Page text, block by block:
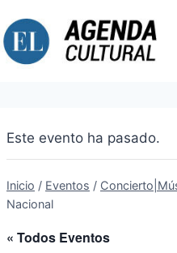
al
contenido
Este evento ha pasado.
Inicio / Eventos /
Nacional
« Todos Eventos